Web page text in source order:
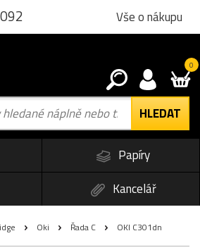
Vše o nákupu
0
Papíry
Kancelář
Oki Řada C OKI C301dn